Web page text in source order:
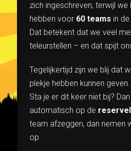
zich ingeschreven, terwijl
hebben voor 60 teams in
Dat betekent dat we veel
teleurstellen – en dat spijt
Tegelijkertijd zijn we blij dat
plekje hebben kunnen geven.
Sta je er dit keer niet bij?
automatisch op de
team afzeggen, dan nemen
op.